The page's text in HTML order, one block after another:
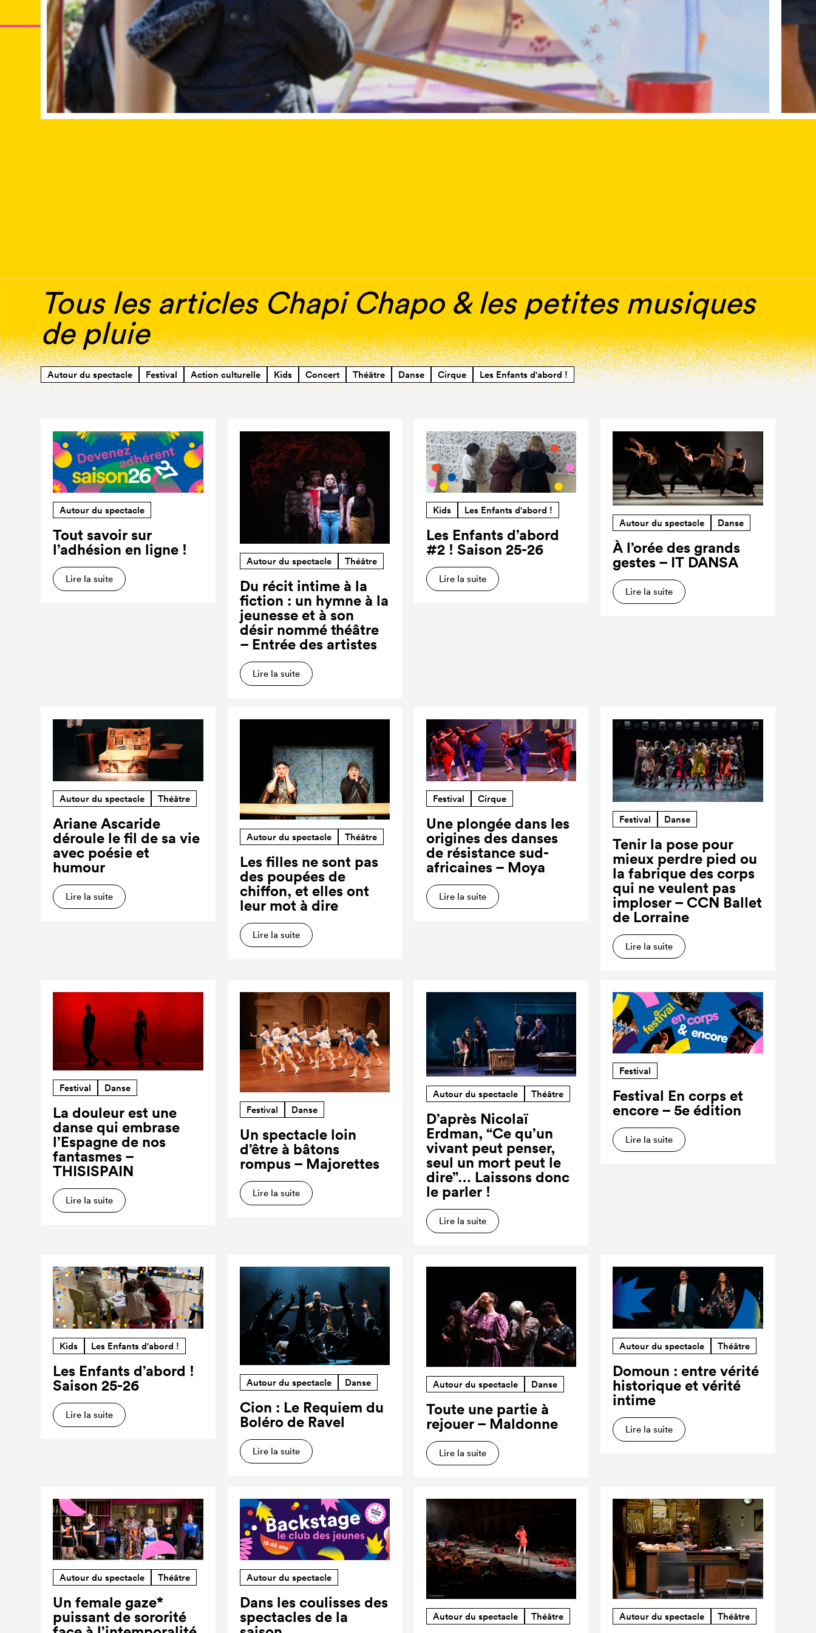
Tous les articles Chapi Chapo & les petites musiques
de pluie
Autour du spectacle Festival Action culturelle Kids Concert Théâtre Danse Cirque Les Enfants d'abord !
Autour du spectacle
Tout savoir sur
l’adhésion en ligne !
Lire la suite
Autour du spectacle Théâtre
Du récit intime à la
fiction : un hymne à la
jeunesse et à son
désir nommé théâtre
– Entrée des artistes
Lire la suite
Kids Les Enfants d'abord !
Les Enfants d’abord
#2 ! Saison 25-26
Lire la suite
Autour du spectacle Danse
À l’orée des grands
gestes – IT DANSA
Lire la suite
Autour du spectacle Théâtre
Ariane Ascaride
déroule le fil de sa vie
avec poésie et
humour
Lire la suite
Autour du spectacle Théâtre
Les filles ne sont pas
des poupées de
chiffon, et elles ont
leur mot à dire
Lire la suite
Festival Cirque
Une plongée dans les
origines des danses
de résistance sud-
africaines – Moya
Lire la suite
Festival Danse
Tenir la pose pour
mieux perdre pied ou
la fabrique des corps
qui ne veulent pas
imploser – CCN Ballet
de Lorraine
Lire la suite
Festival Danse
La douleur est une
danse qui embrase
l’Espagne de nos
fantasmes –
THISISPAIN
Lire la suite
Festival Danse
Un spectacle loin
d’être à bâtons
rompus – Majorettes
Lire la suite
Autour du spectacle Théâtre
D’après Nicolaï
Erdman, “Ce qu’un
vivant peut penser,
seul un mort peut le
dire”… Laissons donc
le parler !
Lire la suite
Festival
Festival En corps et
encore – 5e édition
Lire la suite
Kids Les Enfants d'abord !
Les Enfants d’abord !
Saison 25-26
Lire la suite
Autour du spectacle Danse
Cion : Le Requiem du
Boléro de Ravel
Lire la suite
Autour du spectacle Danse
Toute une partie à
rejouer – Maldonne
Lire la suite
Autour du spectacle Théâtre
Domoun : entre vérité
historique et vérité
intime
Lire la suite
Autour du spectacle Théâtre
Un female gaze*
puissant de sororité
Autour du spectacle
Dans les coulisses des
spectacles de la
Autour du spectacle Théâtre Autour du spectacle Théâtre